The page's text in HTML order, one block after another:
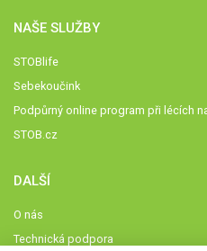
NAŠE SLUŽBY
STOBlife
Sebekoučink
Podpůrný online program při lécích
STOB.cz
DALŠÍ
O nás
Technická podpora